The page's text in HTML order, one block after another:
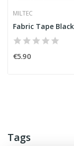
Tags
MILTEC
€5.90